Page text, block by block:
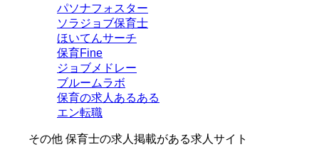
パソナフォスター
ソラジョブ保育士
ほいてんサーチ
保育Fine
ジョブメドレー
ブルームラボ
保育の求人あるある
エン転職
その他 保育士の求人掲載がある求人サイト